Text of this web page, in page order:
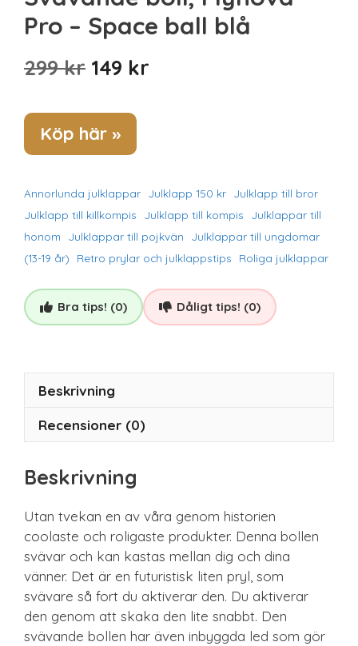
Pro – Space ball blå
299kr Det
priset
var:
299 kr.
149 kr
149 kr.
Köp här »
Annorlunda julklappar Julklapp 150 kr Julklapp till bror
Julklapp till killkompis
Julklapp till kompis
Julklappar till
honom
Julklappar till pojkvän
Julklappar till ungdomar
(13-19 år)
Retro prylar och julklappstips Roliga julklappar
Bra tips! (0) Dåligt tips! (0)
Beskrivning
Recensioner (0)
Beskrivning
Utan tvekan en av våra genom historien
coolaste och roligaste produkter. Denna bollen
svävar och kan kastas mellan dig och dina
vänner. Det är en futuristisk liten pryl, som
svävare så fort du aktiverar den. Du aktiverar
den genom att skaka den lite snabbt. Den
svävande bollen har även inbyggda led som gör